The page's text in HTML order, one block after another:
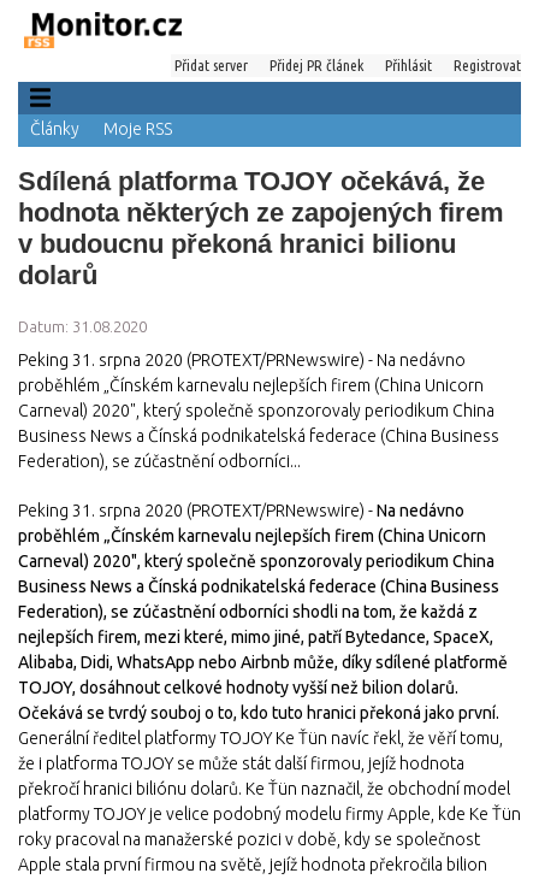
Přidat server Přidej PR článek Přihlásit Registrovat
Články Moje RSS
Sdílená platforma TOJOY očekává, že
hodnota některých ze zapojených firem
v budoucnu překoná hranici bilionu
dolarů
Datum: 31.08.2020
Peking 31. srpna 2020 (PROTEXT/PRNewswire) - Na nedávno
proběhlém „Čínském karnevalu nejlepších firem (China Unicorn
Carneval) 2020", který společně sponzorovaly periodikum China
Business News a Čínská podnikatelská federace (China Business
Federation), se zúčastnění odborníci...
Peking 31. srpna 2020 (PROTEXT/PRNewswire) -Na nedávno
proběhlém „Čínském karnevalu nejlepších firem (China Unicorn
Carneval) 2020", který společně sponzorovaly periodikum China
Business News a Čínská podnikatelská federace (China Business
Federation), se zúčastnění odborníci shodli na tom, že každá z
nejlepších firem, mezi které, mimo jiné, patří Bytedance, SpaceX,
Alibaba, Didi, WhatsApp nebo Airbnb může, díky sdílené platformě
TOJOY, dosáhnout celkové hodnoty vyšší než bilion dolarů.
Očekává se tvrdý souboj o to, kdo tuto hranici překoná jako první.
Generální ředitel platformy TOJOY Ke Ťün navíc řekl, že věří tomu,
že i platforma TOJOY se může stát další firmou, jejíž hodnota
překročí hranici biliónu dolarů. Ke Ťün naznačil, že obchodní model
platformy TOJOY je velice podobný modelu firmy Apple, kde Ke Ťün
roky pracoval na manažerské pozici v době, kdy se společnost
Apple stala první firmou na světě, jejíž hodnota překročila bilion